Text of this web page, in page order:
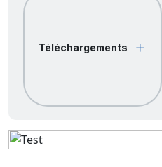
Téléchargements